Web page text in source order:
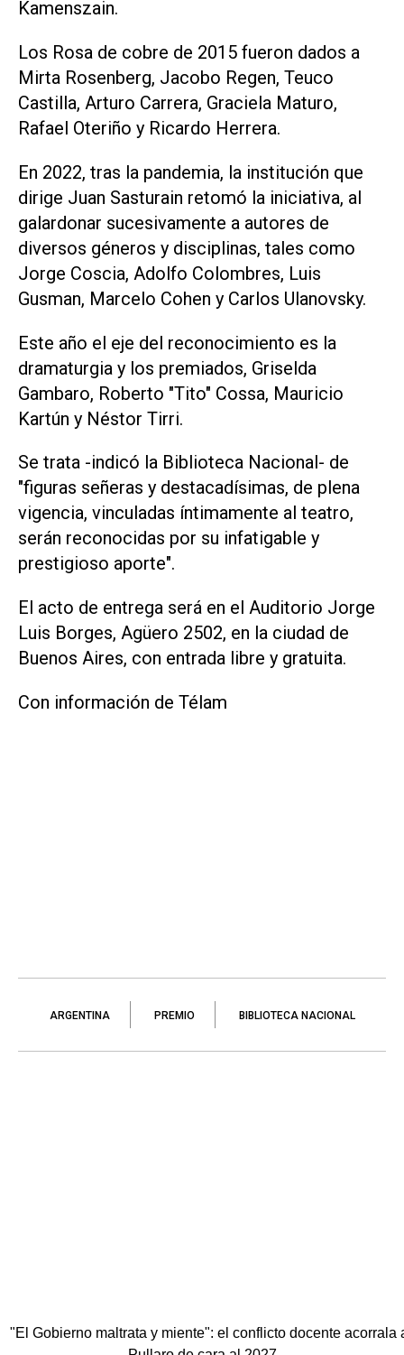
Kamenszain.
Los Rosa de cobre de 2015 fueron dados a
Mirta Rosenberg, Jacobo Regen, Teuco
Castilla, Arturo Carrera, Graciela Maturo,
Rafael Oteriño y Ricardo Herrera.
En 2022, tras la pandemia, la institución que
dirige Juan Sasturain retomó la iniciativa, al
galardonar sucesivamente a autores de
diversos géneros y disciplinas, tales como
Jorge Coscia, Adolfo Colombres, Luis
Gusman, Marcelo Cohen y Carlos Ulanovsky.
Este año el eje del reconocimiento es la
dramaturgia y los premiados, Griselda
Gambaro, Roberto "Tito" Cossa, Mauricio
Kartún y Néstor Tirri.
Se trata -indicó la Biblioteca Nacional- de
"figuras señeras y destacadísimas, de plena
vigencia, vinculadas íntimamente al teatro,
serán reconocidas por su infatigable y
prestigioso aporte".
El acto de entrega será en el Auditorio Jorge
Luis Borges, Agüero 2502, en la ciudad de
Buenos Aires, con entrada libre y gratuita.
Con información de Télam
ARGENTINA PREMIO BIBLIOTECA NACIONAL